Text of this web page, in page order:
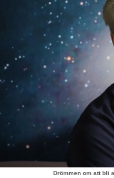
Drömmen om att bli